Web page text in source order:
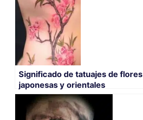
Significado de tatuajes de flores
japonesas y orientales